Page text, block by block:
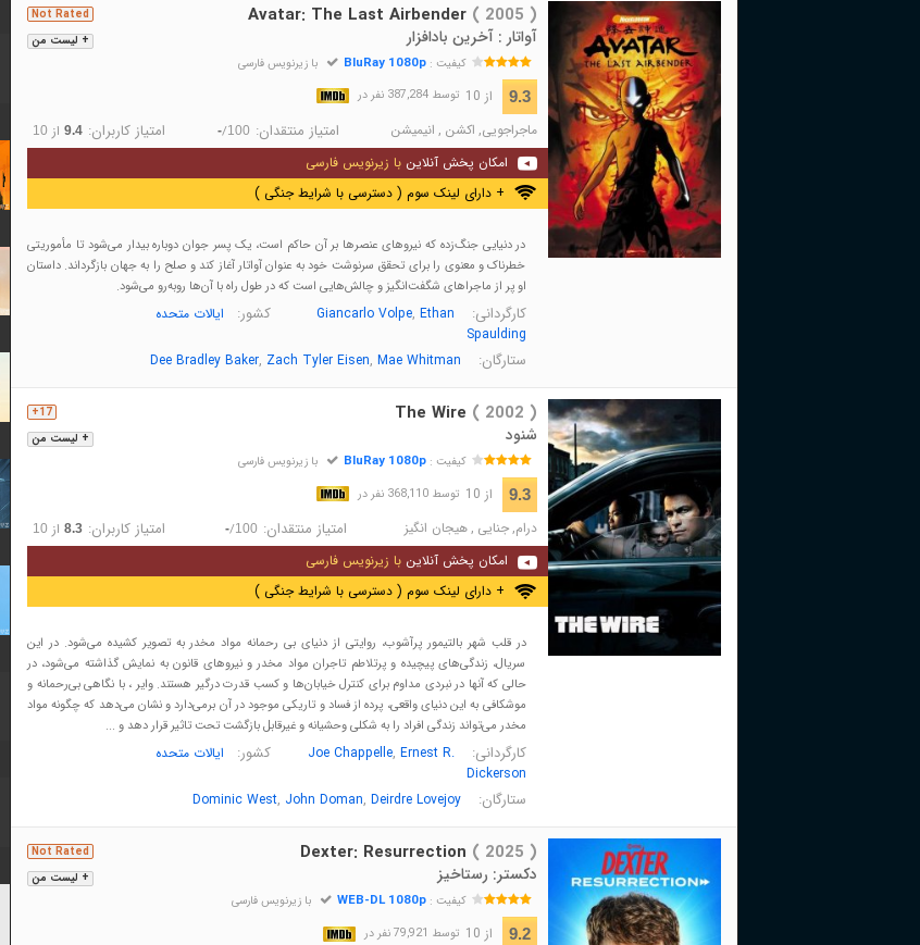
+ لیست من
Not Rated Avatar: The Last Airbender( 2005 )
آواتار : آخرین بادافزار
کیفیت :BluRay 1080p با زیرنویس فارسی
9.3 از 10 توسط 387,284 نفر در
ماجراجویی, اکشن , انیمیشن امتیاز منتقدان: -/100 امتیاز کاربران: 9.4 از 10
امکان پخش آنلاین با زیرنویس فارسی
+ دارای لینک سوم ( دسترسی با شرایط جنگی )
در دنیایی جنگ‌زده که نیروهای عنصرها بر آن حاکم است، یک پسر جوان دوباره بیدار می‌شود تا مأموریتی
خطرناک و معنوی را برای تحقق سرنوشت خود به عنوان آواتار آغاز کند و صلح را به جهان بازگرداند. داستان
او پر از ماجراهای شگفت‌انگیز و چالش‌هایی است که در طول راه با آن‌ها روبه‌رو می‌شود.
کارگردانی: Giancarlo Volpe, Ethan
Spaulding
کشور: ایالات متحده
ستارگان: Dee Bradley Baker, Zach Tyler Eisen, Mae Whitman
+ لیست من
17+ The Wire ( 2002 )
شنود
کیفیت :BluRay 1080p با زیرنویس فارسی
9.3 از 10 توسط 368,110 نفر در
درام,جنایی ,هیجان انگیز امتیاز منتقدان: -/100 امتیاز کاربران: 8.3 از 10
امکان پخش آنلاین با زیرنویس فارسی
+ دارای لینک سوم ( دسترسی با شرایط جنگی )
در قلب شهر بالتیمور پرآشوب، روایتی از دنیای بی رحمانه مواد مخدر به تصویر کشیده می‌شود. در این
سریال، زندگی‌های پیچیده و پرتلاطم تاجران مواد مخدر و نیروهای قانون به نمایش گذاشته می‌شود، در
حالی که آنها در نبردی مداوم برای کنترل خیابان‌ها و کسب قدرت درگیر هستند. وایر ، با نگاهی بی‌رحمانه و
موشکافی به این دنیای واقعی، پرده از فساد و تاریکی موجود در آن برمی‌دارد و نشان می‌دهد که چگونه مواد
مخدر می‌تواند زندگی افراد را به شکلی وحشیانه و غیرقابل بازگشت تحت تاثیر قرار دهد و ...
کارگردانی: Joe Chappelle, Ernest R.
Dickerson
کشور: ایالات متحده
ستارگان: Dominic West, John Doman, Deirdre Lovejoy
+ لیست من
Not Rated Dexter: Resurrection ( 2025 )
دکستر: رستاخیز
کیفیت :WEB-DL 1080p با زیرنویس فارسی
9.2 از 10 توسط 79,921 نفر در